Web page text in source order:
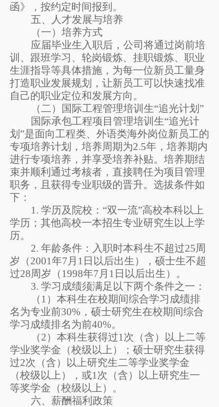
函》
，按约定时间报到。
五、人才发展与培养
（一）培养方式
应届毕业生入职后，公司将通过岗前培
训、跟班学习、轮岗锻炼、挂职锻炼、职业
生涯指导等具体措施，为每一位新员工量身
打造职业发展规划，让新员工可以快速找准
自己的职业定位和发展方向。
（二）
国际工程管理培训生“追光计划”
国际承包工程项目 管理培训生“追光计
划”是面向工程类、外语类海外岗位新员工的
专项培养计划，培养周期为2.5年，培养期内
进行专项培养，并享受培养补贴。培养期结
束并顺利通过考核者，直接聘任为项目管理
职务，且获得专业职级的晋升。选拔条件如
下：
1. 学历及院校： “双一流”高校本科以上
学历；其他高校一本招生专业研究生以上学
历。
2. 年龄条件： 入职时本科生不超过25周
岁（2001年7月 1 日以后出生） ， 硕士生不超
过28周岁（ 1998年7月 1 日以后出生）。
3. 学习成绩须满足以下两个条件之一：
（ 1 ）本科生在校期间综合学习成绩排
名为专业前30% ，硕士研究生在校期间综合
学习成绩排名为前40%。
（2）本科生获得过1次（含）以上二等
学业奖学金（校级以上）；硕士研究生获得
过2次（含）以上研究生二等学业奖学金
（校级以上），或1次（含）以上研究生一
等奖学金（校级以上）。
六、薪酬福利政策